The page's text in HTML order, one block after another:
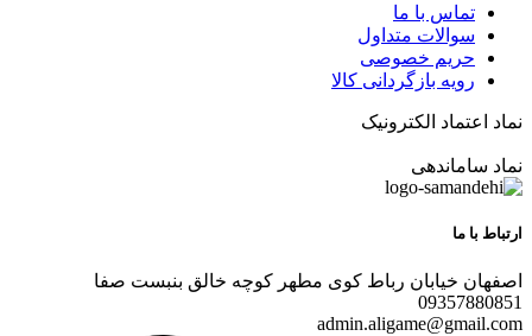
تماس با ما
سوالات متداول
حریم خصوصی
رویه بازگردانی کالا
نماد اعتماد الکترونیک
نماد ساماندهی
ارتباط با ما
اصفهان خیابان رباط کوی مطهر کوچه خالق بنبست صفا
09357880851
admin.aligame@gmail.com